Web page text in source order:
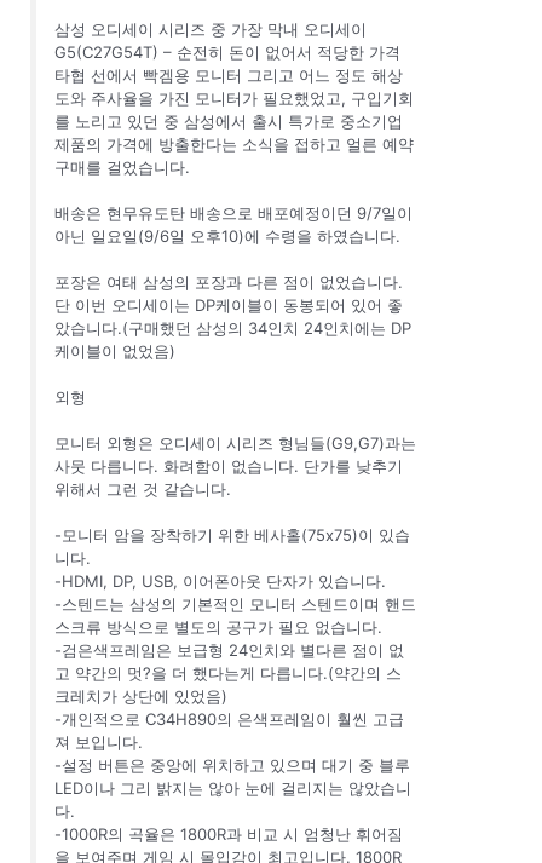
삼성 오디세이 시리즈 중 가장 막내 오디세이
G5(C27G54T) – 순전히 돈이 없어서 적당한 가격
타협 선에서 빡겜용 모니터 그리고 어느 정도 해상
도와 주사율을 가진 모니터가 필요했었고, 구입기회
를 노리고 있던 중 삼성에서 출시 특가로 중소기업
제품의 가격에 방출한다는 소식을 접하고 얼른 예약
구매를 걸었습니다.
배송은 현무유도탄 배송으로 배포예정이던 9/7일이
아닌 일요일(9/6일 오후10)에 수령을 하였습니다.
포장은 여태 삼성의 포장과 다른 점이 없었습니다.
단 이번 오디세이는 DP케이블이 동봉되어 있어 좋
았습니다.(구매했던 삼성의 34인치 24인치에는 DP
케이블이 없었음)
외형
모니터 외형은 오디세이 시리즈 형님들(G9,G7)과는
사뭇 다릅니다. 화려함이 없습니다. 단가를 낮추기
위해서 그런 것 같습니다.
-모니터 암을 장착하기 위한 베사홀(75x75)이 있습
니다.
-HDMI, DP, USB, 이어폰아웃 단자가 있습니다.
-스텐드는 삼성의 기본적인 모니터 스텐드이며 핸드
스크류 방식으로 별도의 공구가 필요 없습니다.
-검은색프레임은 보급형 24인치와 별다른 점이 없
고 약간의 멋?을 더 했다는게 다릅니다.(약간의 스
크레치가 상단에 있었음)
-개인적으로 C34H890의 은색프레임이 훨씬 고급
져 보입니다.
-설정 버튼은 중앙에 위치하고 있으며 대기 중 블루
LED이나 그리 밝지는 않아 눈에 걸리지는 않았습니
다.
-1000R의 곡율은 1800R과 비교 시 엄청난 휘어짐
을 보여주며 게임 시 몰입감이 최고입니다. 1800R